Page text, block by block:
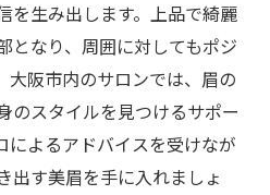
を生み出します。上品で綺麗
となり、周囲に対してもポジ
大阪市内のサロンでは、眉の
のスタイルを見つけるサポー
によるアドバイスを受けなが
出す美眉を手に入れましょ